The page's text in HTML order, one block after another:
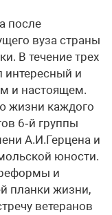
после
вуза страны
В течение трех
и
и настоящем.
жизни каждого
6‑й группы
А.И.Герцена и
юности.
и
планки жизни,
ветеранов